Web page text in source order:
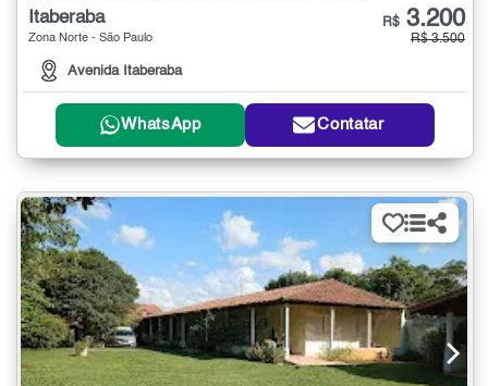
Itaberaba
Zona Norte - São Paulo
Avenida Itaberaba
R$ 3.200
R$ 3.500
WhatsApp Contatar